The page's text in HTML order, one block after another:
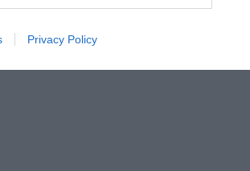
Privacy Policy